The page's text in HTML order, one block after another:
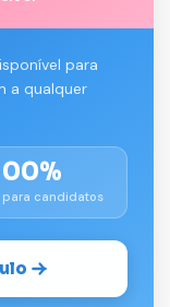
para
a qualquer
para candidatos